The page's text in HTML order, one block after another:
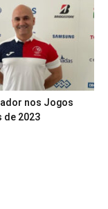
nos Jogos
de 2023